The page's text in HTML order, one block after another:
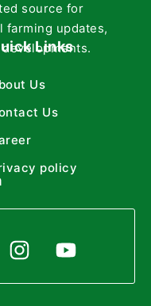
source for
farming updates,
Links
Us
Us
policy